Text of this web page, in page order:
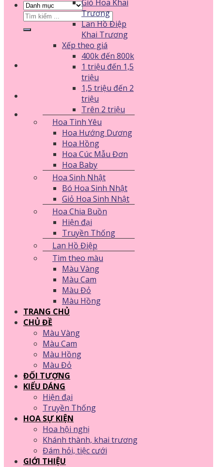
Tìm
kiếm:
Giỏ Hoa Khai
Trương
Lan Hồ Điệp
Khai Trương
Xếp theo giá
400k đến 800k
1 triệu đến 1,5
triệu
1,5 triệu đến 2
triệu
Trên 2 triệu
Hoa Tình Yêu
Hoa Hướng Dương
Hoa Hồng
Hoa Cúc Mẫu Đơn
Hoa Baby
Hoa Sinh Nhật
Bó Hoa Sinh Nhật
Giỏ Hoa Sinh Nhật
Hoa Chia Buồn
Hiện đại
Truyền Thống
Lan Hồ Điệp
Tìm theo màu
Màu Vàng
Màu Cam
Màu Đỏ
Màu Hồng
TRANG CHỦ
CHỦ ĐỀ
Màu Vàng
Màu Cam
Màu Hồng
Màu Đỏ
ĐỐI TƯỢNG
KIỂU DÁNG
Hiện đại
Truyền Thống
HOA SỰ KIỆN
Hoa hội nghị
Khánh thành, khai trương
Đám hỏi, tiệc cưới
GIỚI THIỆU